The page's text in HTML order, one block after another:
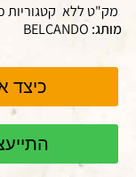
מק"טללא קטגוריות
מותג: BELCANDO
כיצד